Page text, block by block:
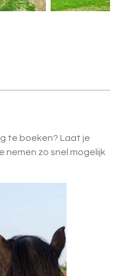
te boeken? Laat je
nemen zo snel mogelijk